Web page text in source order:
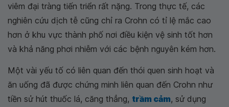
viêm đại tràng tiến triển rất nặng. Trong thực tế, các
nghiên cứu dịch tễ cũng chỉ ra Crohn có tỉ lệ mắc cao
hơn ở khu vực thành phố nơi điều kiện vệ sinh tốt hơn
và khả năng phơi nhiễm với các bệnh nguyên kém hơn.
Một vài yếu tố có liên quan đến thói quen sinh hoạt và
ăn uống đã được chứng minh liên quan đến Crohn như
tiền sử hút thuốc lá, căng thẳng, trầm cảm, sử dụng